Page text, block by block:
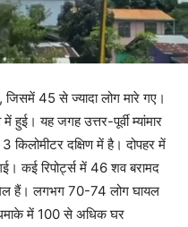
जिसमें 45 से ज्यादा लोग मारे गए।
यह जगह उत्तर-पूर्वी म्यांमार
दक्षिण में है। दोपहर में
कई रिपोर्ट्स में 46 शव बरामद
हैं। लगभग 70-74 लोग घायल
में 100 से अधिक घर